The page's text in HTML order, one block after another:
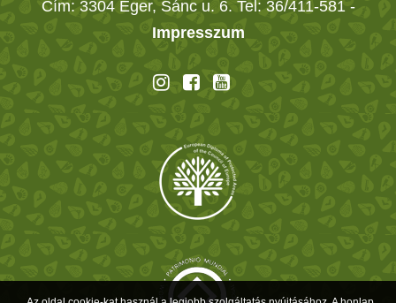
Cím: 3304 Eger, Sánc u. 6. Tel: 36/411-581 -
Impresszum